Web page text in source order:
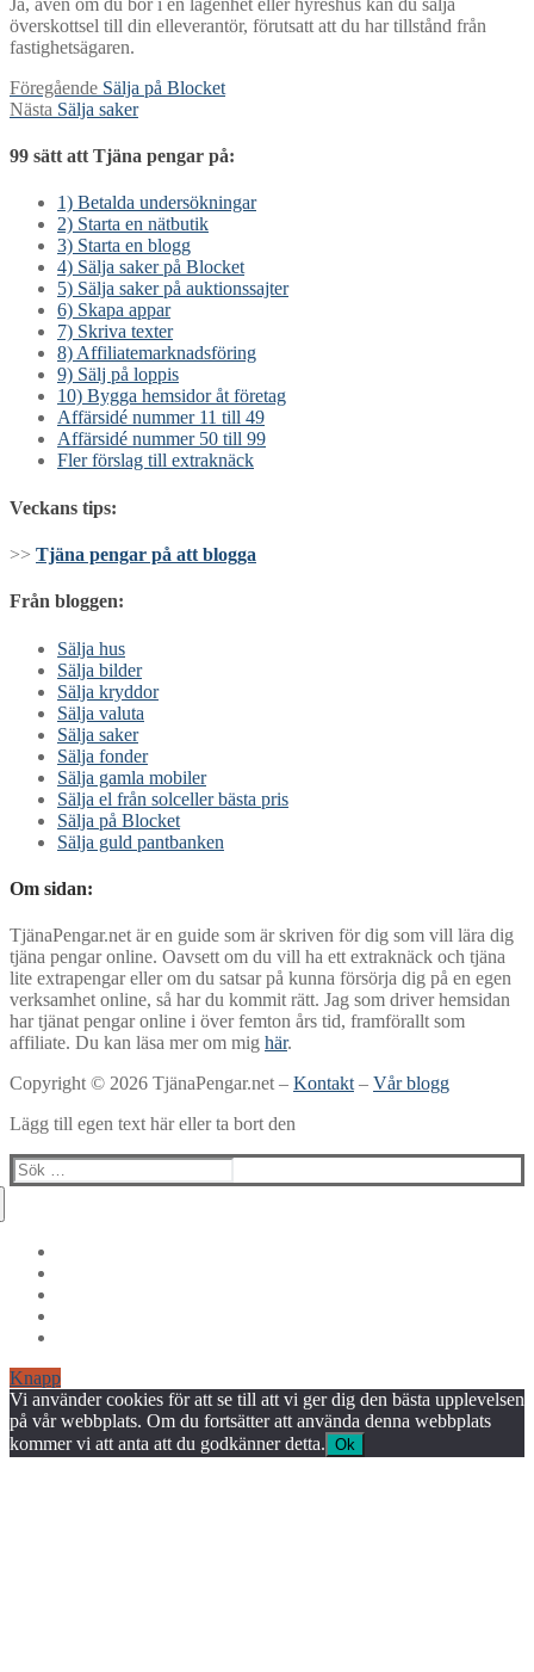
Ja, även om du bor i en lägenhet eller hyreshus kan du sälja
överskottsel till din elleverantör, förutsatt att du har tillstånd från
fastighetsägaren.
Inläggsnavigering
Föregående Föregående
inlägg:
Sälja på Blocket
Nästa Nästa
Sälja saker
99 sätt att Tjäna pengar på:
1) Betalda undersökningar
2) Starta en nätbutik
3) Starta en blogg
4) Sälja saker på Blocket
5) Sälja saker på auktionssajter
6) Skapa appar
7) Skriva texter
8) Affiliatemarknadsföring
9) Sälj på loppis
10) Bygga hemsidor åt företag
Affärsidé nummer 11 till 49
Affärsidé nummer 50 till 99
Fler förslag till extraknäck
Veckans tips:
>> Tjäna pengar på att blogga
Från bloggen:
Sälja hus
Sälja bilder
Sälja kryddor
Sälja valuta
Sälja saker
Sälja fonder
Sälja gamla mobiler
Sälja el från solceller bästa pris
Sälja på Blocket
Sälja guld pantbanken
Om sidan:
TjänaPengar.net är en guide som är skriven för dig som vill lära dig
tjäna pengar online. Oavsett om du vill ha ett extraknäck och tjäna
lite extrapengar eller om du satsar på kunna försörja dig på en egen
verksamhet online, så har du kommit rätt. Jag som driver hemsidan
har tjänat pengar online i över femton års tid, framförallt som
affiliate. Du kan läsa mer om mig här.
Copyright © 2026 TjänaPengar.net – Kontakt – Vår blogg
Lägg till egen text här eller ta bort den
Sök:
Knapp
Vi använder cookies för att se till att vi ger dig den bästa upplevelsen
på vår webbplats. Om du fortsätter att använda denna webbplats
kommer vi att anta att du godkänner detta. Ok